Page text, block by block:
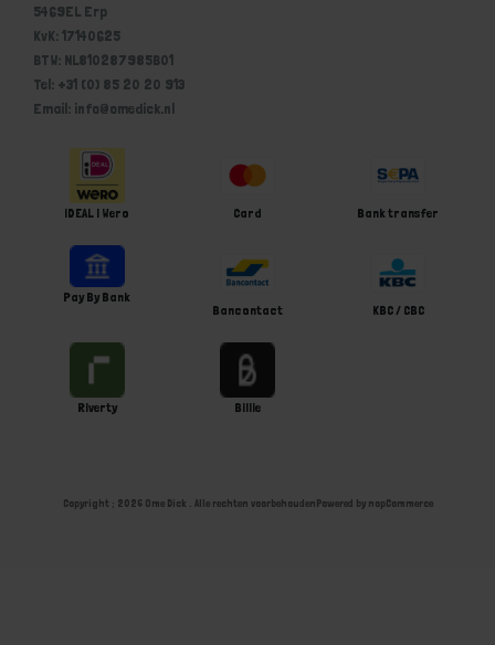
5469EL Erp
KvK: 17140625
BTW: NL810287985B01
Tel: +31 (0) 85 20 20 913
Email: info@omedick.nl
iDEAL | Wero Card Bank transfer
Pay By Bank
Bancontact
KBC / CBC
Riverty Billie
Copyright ; 2026 Ome Dick . Alle rechten voorbehoudenPowered by nopCommerce